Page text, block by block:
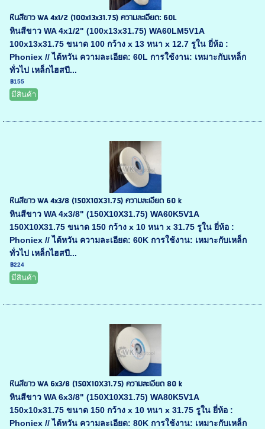
หินสีขาว WA 4x1/2 (100x13x31.75) ความละเอียด: 60L
หินสีขาว WA 4x1/2" (100x13x31.75) WA60LM5V1A
100x13x31.75 ขนาด 100 กว้าง x 13 หนา x 12.7 รูใน ยี่ห้อ :
Phoniex // ไต้หวัน ความละเอียด: 60L การใช้งาน: เหมาะกับเหล็ก
ทั่วไป เหล็กไฮสปี...
฿155
มีสินค้า
หินสีขาว WA 4x3/8 (150X10X31.75) ความละเอียด 60 k
หินสีขาว WA 4x3/8" (150X10X31.75) WA60K5V1A
150X10X31.75 ขนาด 150 กว้าง x 10 หนา x 31.75 รูใน ยี่ห้อ :
Phoniex // ไต้หวัน ความละเอียด: 60K การใช้งาน: เหมาะกับเหล็ก
ทั่วไป เหล็กไฮสปี...
฿224
มีสินค้า
หินสีขาว WA 6x3/8 (150X10X31.75) ความละเอียด 80 k
หินสีขาว WA 6x3/8" (150X10X31.75) WA80K5V1A
150x10x31.75 ขนาด 150 กว้าง x 10 หนา x 31.75 รูใน ยี่ห้อ :
Phoniex // ไต้หวัน ความละเอียด: 80K การใช้งาน: เหมาะกับเหล็ก